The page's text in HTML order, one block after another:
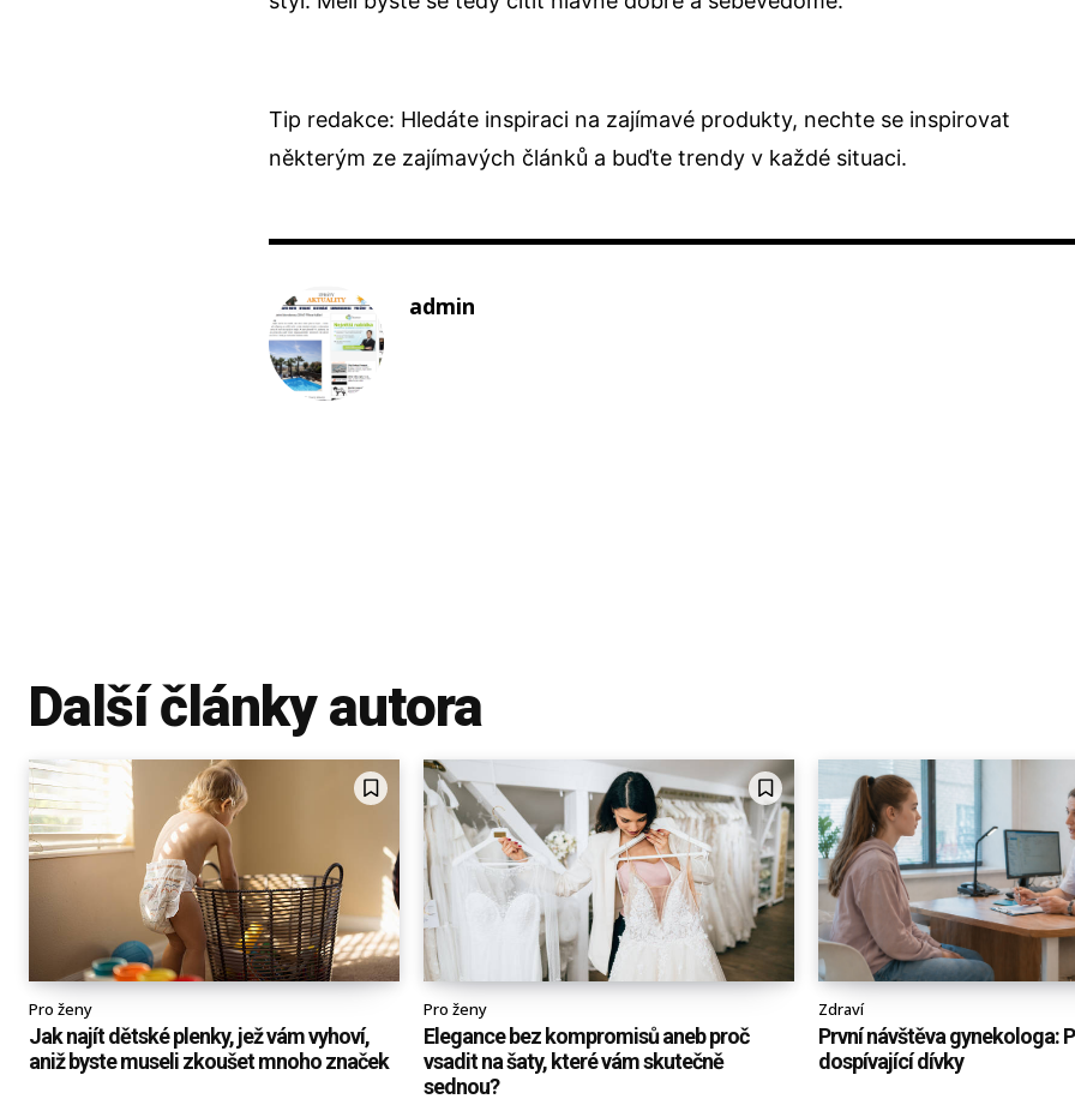
Tip redakce: Hledáte inspiraci na zajímavé produkty, nechte se inspirovat
některým ze zajímavých článků a buďte trendy v každé situaci.
admin
Další články autora
Pro ženy
Jak najít dětské plenky, jež vám vyhoví,
aniž byste museli zkoušet mnoho značek
Pro ženy
Elegance bez kompromisů aneb proč
vsadit na šaty, které vám skutečně
sednou?
Zdraví
První návštěva gynekologa:
dospívající dívky